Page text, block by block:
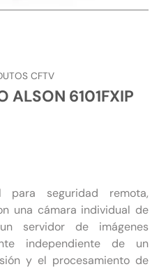
CFTV
ALSON 6101FXIP
seguridad remota,
una cámara individual de
servidor de imágenes
independiente de un
y el procesamiento de